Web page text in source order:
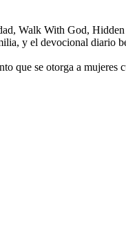
Walk With God,
y el devocional diario
que se otorga a mujeres